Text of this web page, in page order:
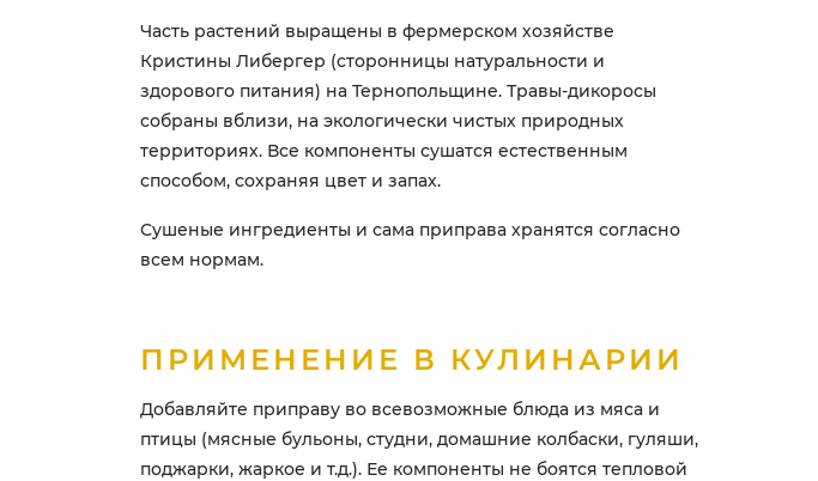
Часть растений выращены в фермерском хозяйстве
Кристины Либергер (сторонницы натуральности и
здорового питания) на Тернопольщине. Травы-дикоросы
собраны вблизи, на экологически чистых природных
территориях. Все компоненты сушатся естественным
способом, сохраняя цвет и запах.
Сушеные ингредиенты и сама приправа хранятся согласно
всем нормам.
ПРИМЕНЕНИЕ В КУЛИНАРИИ
Добавляйте приправу во всевозможные блюда из мяса и
птицы (мясные бульоны, студни, домашние колбаски, гуляши,
поджарки, жаркое и т.д.). Ее компоненты не боятся тепловой